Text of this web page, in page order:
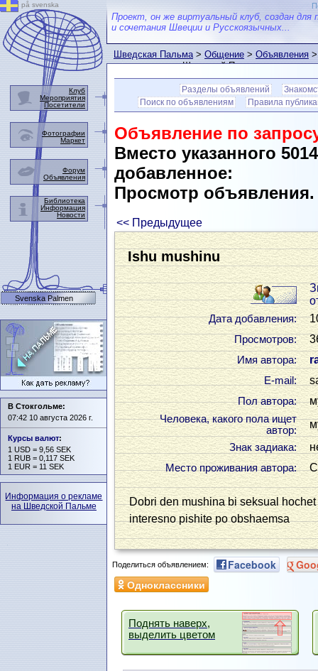
Проект, он же виртуальный клуб, создан для
и сочетания Швеции и Русскоязычных...
Шведская Пальма>Общение>Объявления>
пользователем Шведской Пальмы
Разделы объявлений
Поиск по объявлениям
Правила
Объявление по
Вместо указанного
добавленное:
Просмотр
<< Предыдущее
Ishu mushinu
Дата добавления:
Просмотров:
Имя автора:
Е-mail:
Пол автора:
Человека, какого пола ищет
автор:
Знак задиака:
Место проживания автора:
Dobri den mushina bi seksual
interesno pishite po obshaemsa
Поделиться объявлением: Facebook
Одноклассники
Поднять наверх,
выделить цветом
på svenska
Клуб
Мероприятия
Посетители
Фотографии
Маркет
Форум
Объявления
Библиотека
Информация
Новости
Svenska Palmen
В Стокгольме:
07:42 10 августа 2026 г.
Курсы валют:
1 USD = 9,56 SEK
1 RUB = 0,117 SEK
1 EUR = 11 SEK
Информация о рекламе
на Шведской Пальме